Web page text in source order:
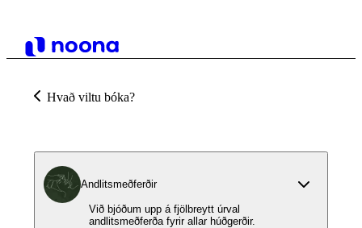
Hvað viltu bóka?
Andlitsmeðferðir
Við bjóðum upp á fjölbreytt úrval
andlitsmeðferða fyrir allar húðgerðir.